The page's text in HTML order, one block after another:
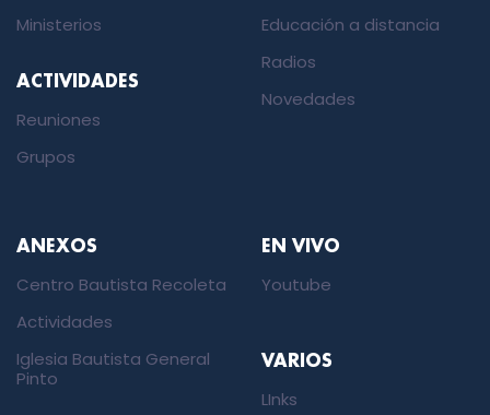
Ministerios
ACTIVIDADES
Reuniones
Grupos
Educación a distancia
Radios
Novedades
ANEXOS
Centro Bautista Recoleta
Actividades
Iglesia Bautista General
Pinto
EN VIVO
Youtube
VARIOS
LInks